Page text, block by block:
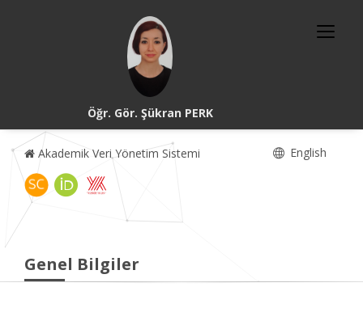
Öğr. Gör. Şükran PERK
Akademik Veri Yönetim Sistemi English
Genel Bilgiler